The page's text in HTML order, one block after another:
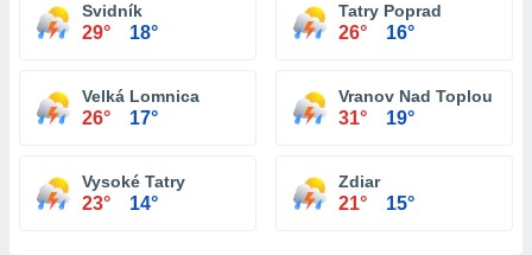
Svidník
29° 18°
Tatry Poprad
26° 16°
Velká Lomnica
26° 17°
Vranov Nad Toplou
31° 19°
Vysoké Tatry
23° 14°
Zdiar
21° 15°